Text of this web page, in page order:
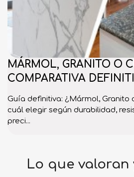
MÁRMOL, GRANITO O
COMPARATIVA
Guía definitiva: ¿Mármol, Granito
cuál elegir según durabilidad,
preci...
Lo que valoran